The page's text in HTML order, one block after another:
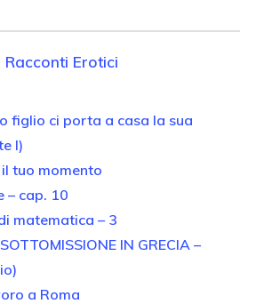
Racconti Erotici
figlio ci porta a casa la sua
I)
tuo momento
– cap. 10
matematica – 3
IN GRECIA –
a Roma